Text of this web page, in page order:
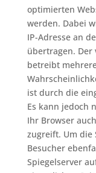
optimierten
werden. Dabei
IP-Adresse an
übertragen. Der
betreibt
ist durch die
Es kann jedoch
Ihr Browser
zugreift. Um die
Besucher
Spiegelserver